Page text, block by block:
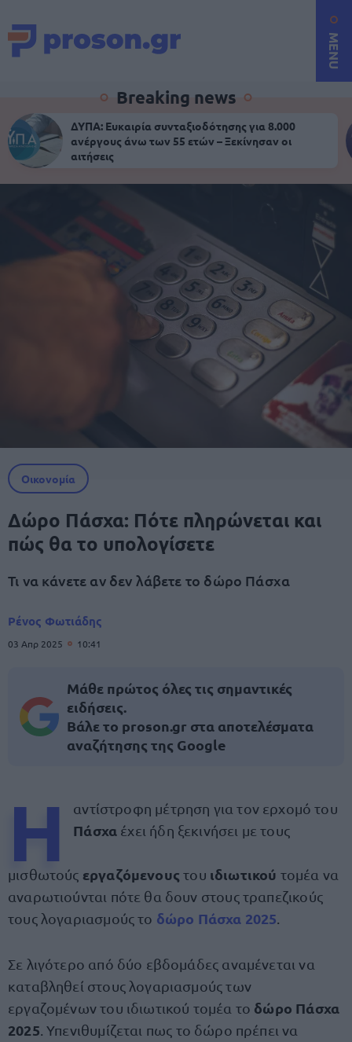
MENU
Breaking news
ΔΥΠΑ: Ευκαιρία συνταξιοδότησης για 8.000
ανέργους άνω των 55 ετών – Ξεκίνησαν οι
αιτήσεις
Οικονομία
Δώρο Πάσχα: Πότε πληρώνεται και
πώς θα το υπολογίσετε
Τι να κάνετε αν δεν λάβετε το δώρο Πάσχα
Ρένος Φωτιάδης
03 Απρ 2025 10:41
Μάθε πρώτος όλες τις σημαντικές
ειδήσεις.
Βάλε το proson.gr στα αποτελέσματα
αναζήτησης της Google
Η αντίστροφη μέτρηση για τον ερχομό του
Πάσχα έχει ήδη ξεκινήσει με τους
μισθωτούς εργαζόμενουςτου ιδιωτικού τομέα να
αναρωτιούνται πότε θα δουν στους τραπεζικούς
τους λογαριασμούς το δώρο Πάσχα 2025
Σε λιγότερο από δύο εβδομάδες αναμένεται να
καταβληθεί στους λογαριασμούς των
εργαζομένωντου ιδιωτικού τομέα το δώρο Πάσχα
2025 . Υπενιθυμίζεται πως το δώρο πρέπει να